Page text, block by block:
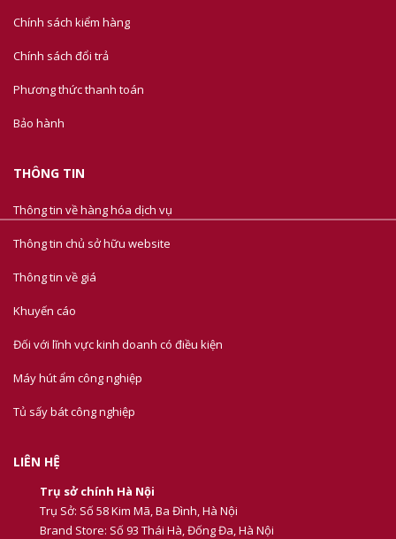
Chính sách kiểm hàng
Chính sách đổi trả
Phương thức thanh toán
Bảo hành
THÔNG TIN
Thông tin về hàng hóa dịch vụ
Thông tin chủ sở hữu website
Thông tin về giá
Khuyến cáo
Đối với lĩnh vực kinh doanh có điều kiện
Máy hút ẩm công nghiệp
Tủ sấy bát công nghiệp
LIÊN HỆ
Trụ sở chính Hà Nội
Trụ Sở: Số 58 Kim Mã, Ba Đình, Hà Nội
Brand Store: Số 93 Thái Hà, Đống Đa, Hà Nội